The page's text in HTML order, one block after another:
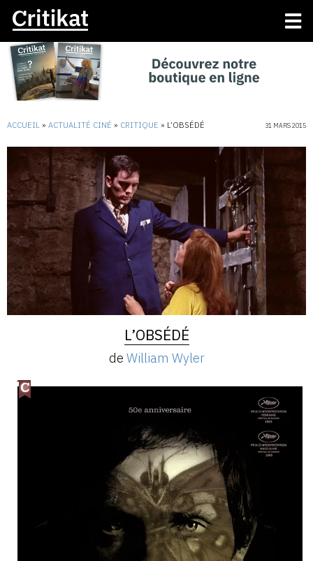
ACCUEIL » ACTUALITÉ CINÉ » CRITIQUE » L’OBSÉDÉ 31 MARS 2015
L’OBSÉDÉ
de William Wyler